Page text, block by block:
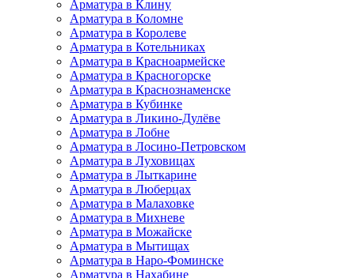
Арматура в Клину
Арматура в Коломне
Арматура в Королеве
Арматура в Котельниках
Арматура в Красноармейске
Арматура в Красногорске
Арматура в Краснознаменске
Арматура в Кубинке
Арматура в Ликино-Дулёве
Арматура в Лобне
Арматура в Лосино-Петровском
Арматура в Луховицах
Арматура в Лыткарине
Арматура в Люберцах
Арматура в Малаховке
Арматура в Михневе
Арматура в Можайске
Арматура в Мытищах
Арматура в Наро-Фоминске
Арматура в Нахабине